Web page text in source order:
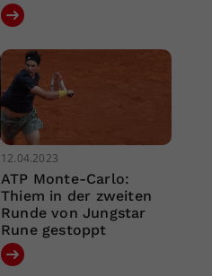
12.04.2023
ATP Monte-Carlo:
Thiem in der zweiten
Runde von Jungstar
Rune gestoppt